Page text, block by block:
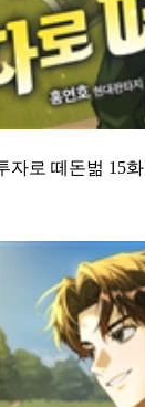
자로 떼돈벎 15화